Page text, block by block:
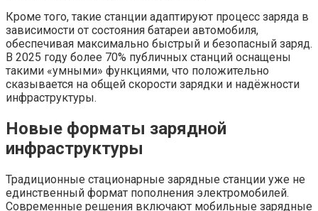
Кроме того, такие станции адаптируют процесс заряда в
зависимости от состояния батареи автомобиля,
обеспечивая максимально быстрый и безопасный заряд.
В 2025 году более 70% публичных станций оснащены
такими «умными» функциями, что положительно
сказывается на общей скорости зарядки и надёжности
инфраструктуры.
Новые форматы зарядной
инфраструктуры
Традиционные стационарные зарядные станции уже не
единственный формат пополнения электромобилей.
Современные решения включают мобильные зарядные